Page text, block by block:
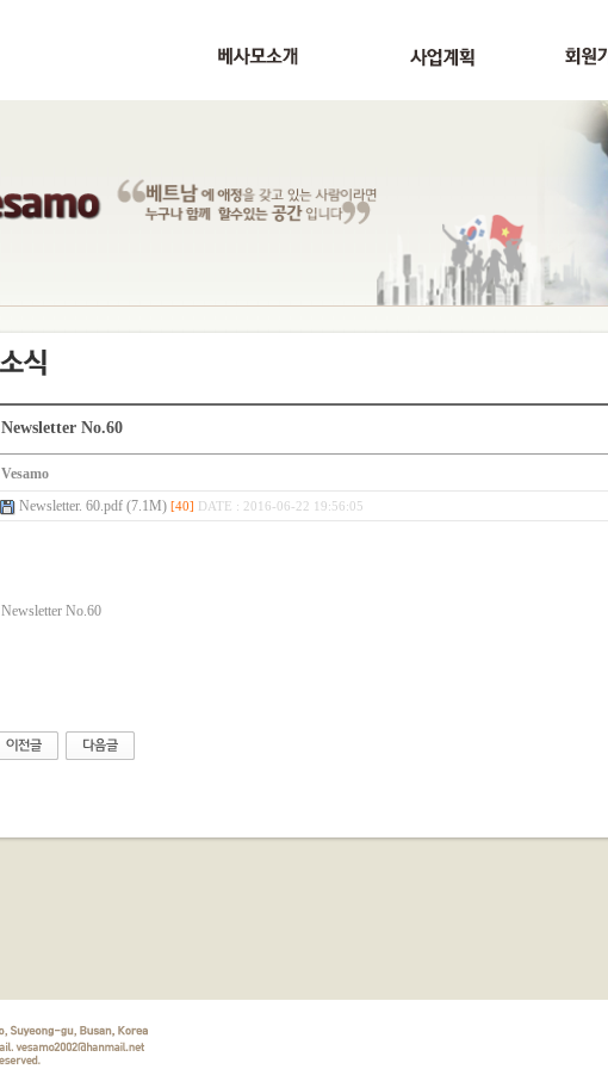
Newsletter No.60
Vesamo
Newsletter. 60.pdf (7.1M) [40] DATE : 2016-06-22 19:56:05
Newsletter No.60